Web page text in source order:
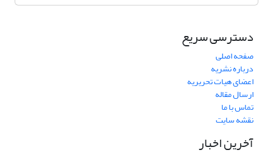
دسترسی سریع
صفحه اصلی
درباره نشریه
اعضای هیات تحریریه
ارسال مقاله
تماس با ما
نقشه سایت
آخرین اخبار